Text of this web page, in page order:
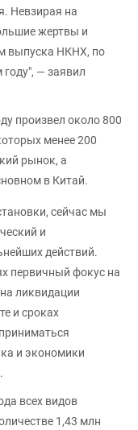
Невзирая на
жертвы и
выпуска НКНХ, по
— заявил
произвел около 800
менее 200
рынок, а
в Китай.
сейчас мы
и
действий.
первичный фокус на
ликвидации
и сроках
и экономики
всех видов
1,43 млн